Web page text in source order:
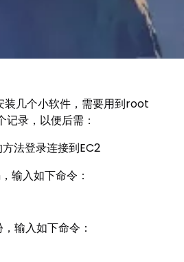
装几个小软件，需要用到root
记录，以便后需：
法登录连接到EC2
输入如下命令：
输入如下命令：